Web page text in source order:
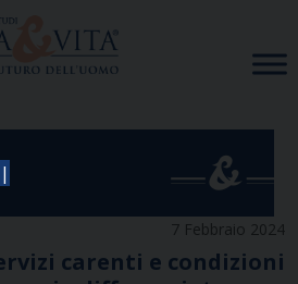
|
7 Febbraio 2024
carenti e condizioni